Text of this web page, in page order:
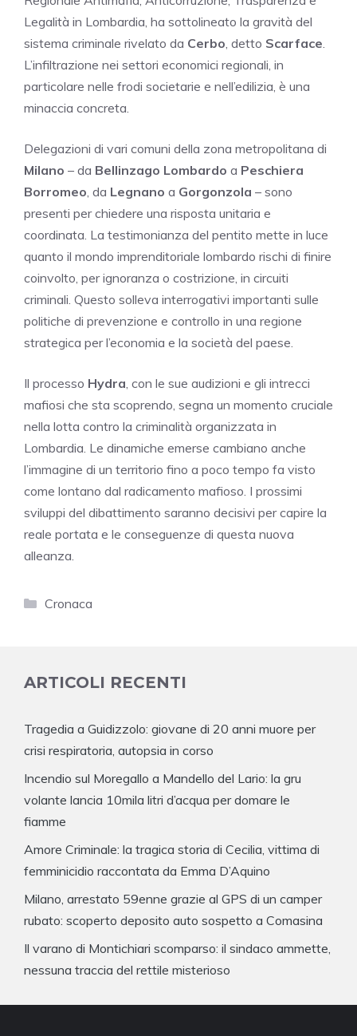
Legalità in Lombardia, ha sottolineato la gravità del
sistema criminale rivelato da Cerbo, detto Scarface.
L’infiltrazione nei settori economici regionali, in
particolare nelle frodi societarie e nell’edilizia, è una
minaccia concreta.
Delegazioni di vari comuni della zona metropolitana di
Milano – da Bellinzago Lombardo a Peschiera
Borromeo, da Legnano a Gorgonzola – sono
presenti per chiedere una risposta unitaria e
coordinata. La testimonianza del pentito mette in luce
quanto il mondo imprenditoriale lombardo rischi di finire
coinvolto, per ignoranza o costrizione, in circuiti
criminali. Questo solleva interrogativi importanti sulle
politiche di prevenzione e controllo in una regione
strategica per l’economia e la società del paese.
Il processo Hydra, con le sue audizioni e gli intrecci
mafiosi che sta scoprendo, segna un momento cruciale
nella lotta contro la criminalità organizzata in
Lombardia. Le dinamiche emerse cambiano anche
l’immagine di un territorio fino a poco tempo fa visto
come lontano dal radicamento mafioso. I prossimi
sviluppi del dibattimento saranno decisivi per capire la
reale portata e le conseguenze di questa nuova
alleanza.
Categorie
Cronaca
ARTICOLI RECENTI
Tragedia a Guidizzolo: giovane di 20 anni muore per
crisi respiratoria, autopsia in corso
Incendio sul Moregallo a Mandello del Lario: la gru
volante lancia 10mila litri d’acqua per domare le
fiamme
Amore Criminale: la tragica storia di Cecilia, vittima di
femminicidio raccontata da Emma D’Aquino
Milano, arrestato 59enne grazie al GPS di un camper
rubato: scoperto deposito auto sospetto a Comasina
Il varano di Montichiari scomparso: il sindaco ammette,
nessuna traccia del rettile misterioso